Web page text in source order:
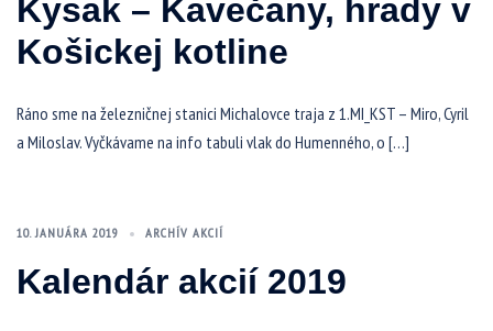
Kysak – Kavečany, hrady v
Košickej kotline
Ráno sme na železničnej stanici Michalovce traja z 1.MI_KST – Miro, Cyril
a Miloslav. Vyčkávame na info tabuli vlak do Humenného, o […]
10. JANUÁRA 2019 ARCHÍV AKCIÍ
Kalendár akcií 2019